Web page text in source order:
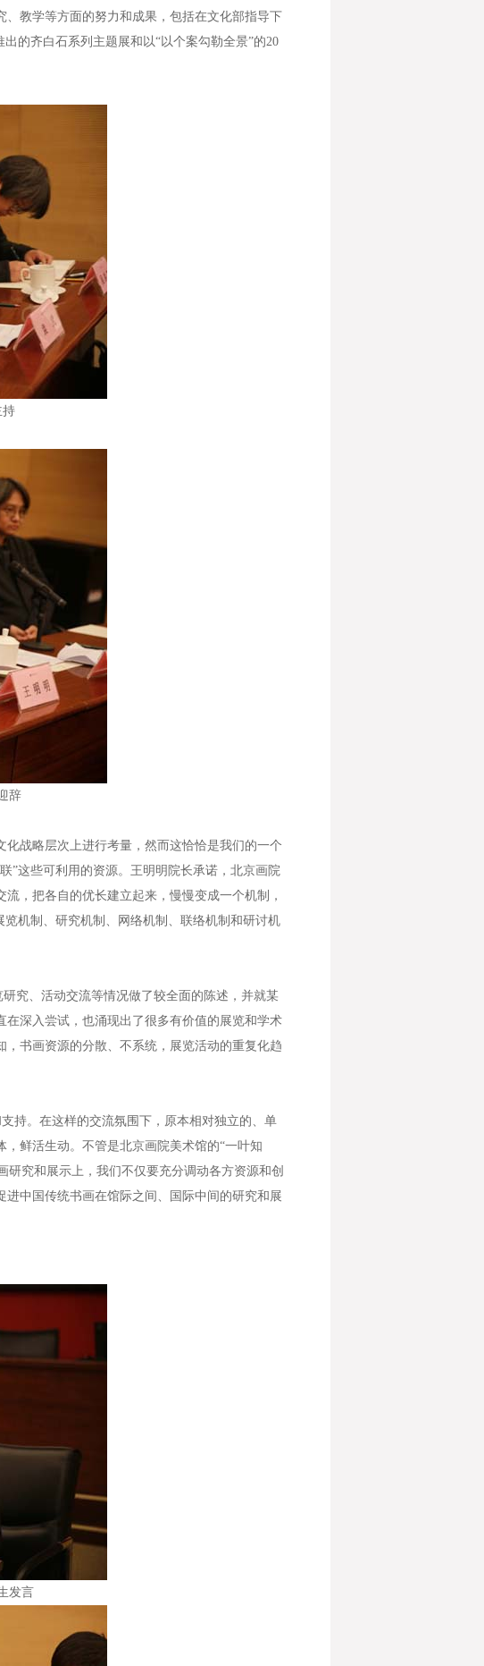
教学等方面的努力和成果，包括在文化部指导下
的齐白石系列主题展和以“以个案勾勒全景”的20
持
辞
战略层次上进行考量，然而这恰恰是我们的一个
”这些可利用的资源。王明明院长承诺，北京画院
，把各自的优长建立起来，慢慢变成一个机制，
机制、研究机制、网络机制、联络机制和研讨机
究、活动交流等情况做了较全面的陈述，并就某
深入尝试，也涌现出了很多有价值的展览和学术
书画资源的分散、不系统，展览活动的重复化趋
持。在这样的交流氛围下，原本相对独立的、单
鲜活生动。不管是北京画院美术馆的“一叶知
研究和展示上，我们不仅要充分调动各方资源和创
中国传统书画在馆际之间、国际中间的研究和展
发言